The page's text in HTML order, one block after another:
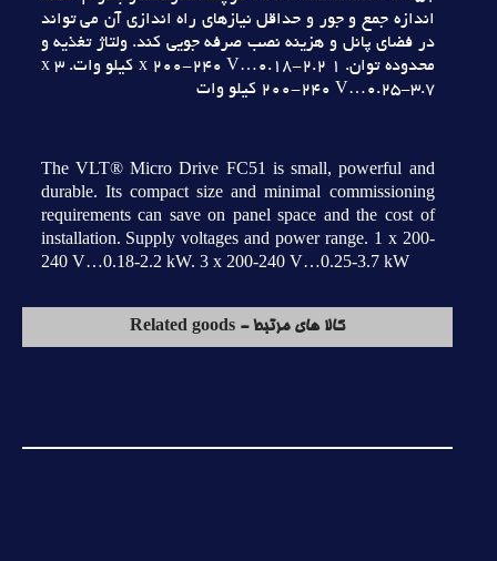
اندازه جمع و جور و حداقل نيازهاي راه اندازي آن مي تواند
در فضاي پانل و هزينه نصب صرفه جويي کند. ولتاژ تغذيه و
محدوده توان. 1 x 200-240 V…0.18-2.2 کيلو وات. 3 x
200-240 V…0.25-3.7 کيلو وات
The VLT® Micro Drive FC51 is small, powerful and
durable. Its compact size and minimal commissioning
requirements can save on panel space and the cost of
installation. Supply voltages and power range. 1 x 200-
240 V…0.18-2.2 kW. 3 x 200-240 V…0.25-3.7 kW
کالا های مرتبط - Related goods